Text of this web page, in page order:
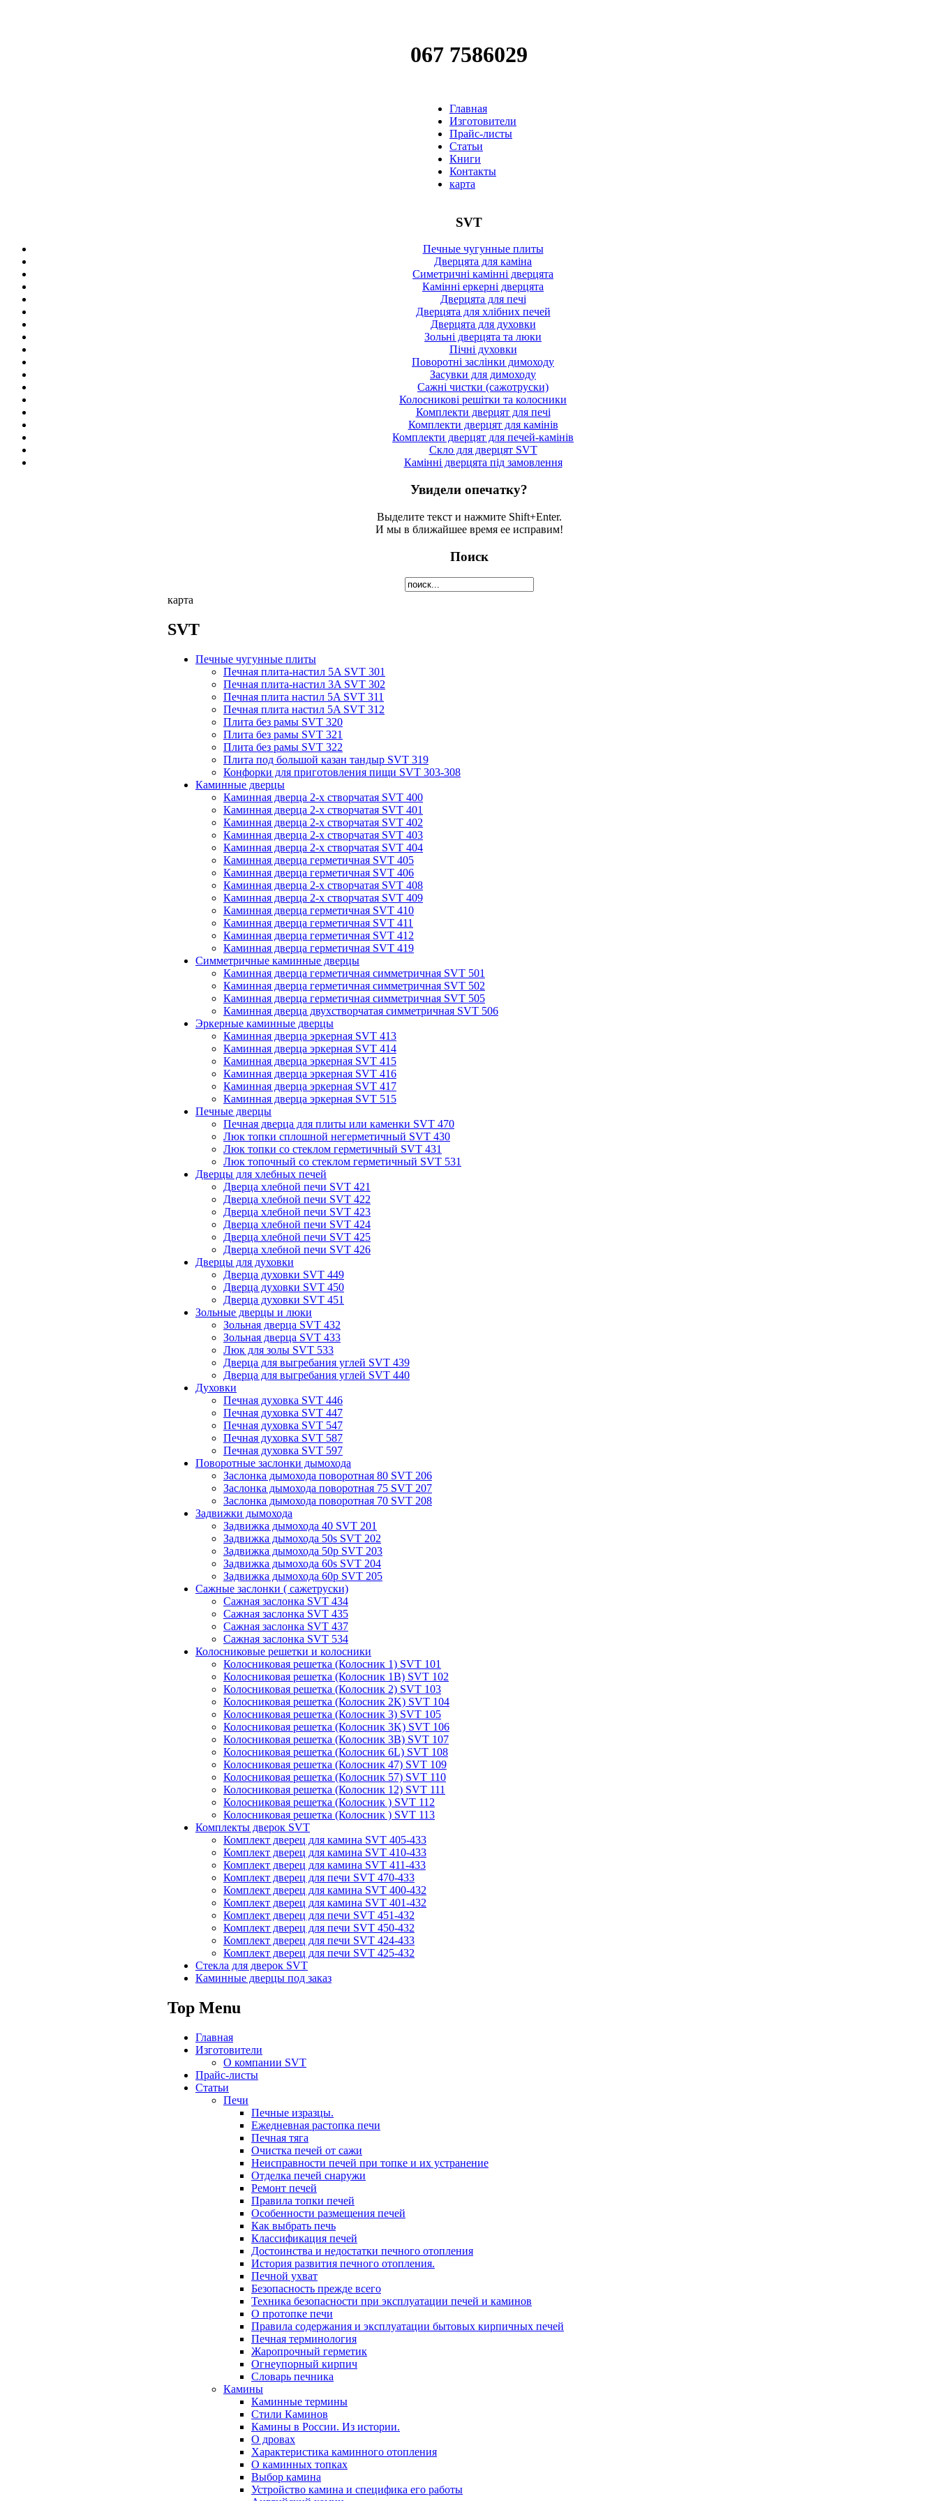
067 7586029
Главная
Изготовители
Прайс-листы
Статьи
Книги
Контакты
карта
SVT
Печные чугунные плиты
Дверцята для каміна
Симетричні камінні дверцята
Камінні еркерні дверцята
Дверцята для печі
Дверцята для хлібних печей
Дверцята для духовки
Зольні дверцята та люки
Пічні духовки
Поворотні заслінки димоходу
Засувки для димоходу
Сажні чистки (сажотруски)
Колосникові решітки та колосники
Комплекти дверцят для печі
Комплекти дверцят для камінів
Комплекти дверцят для печей-камінів
Скло для дверцят SVT
Камінні дверцята під замовлення
Увидели опечатку?
Выделите текст и нажмите Shift+Enter.
И мы в ближайшее время ее исправим!
Поиск
карта
SVT
Печные чугунные плиты
Печная плита-настил 5A SVT 301
Печная плита-настил 3A SVT 302
Печная плита настил 5A SVT 311
Печная плита настил 5A SVT 312
Плита без рамы SVT 320
Плита без рамы SVT 321
Плита без рамы SVT 322
Плита под большой казан тандыр SVT 319
Конфорки для приготовления пищи SVT 303-308
Каминные дверцы
Каминная дверца 2-х створчатая SVT 400
Каминная дверца 2-х створчатая SVT 401
Каминная дверца 2-х створчатая SVT 402
Каминная дверца 2-х створчатая SVT 403
Каминная дверца 2-х створчатая SVT 404
Каминная дверца герметичная SVT 405
Каминная дверца герметичная SVT 406
Каминная дверца 2-х створчатая SVT 408
Каминная дверца 2-х створчатая SVT 409
Каминная дверца герметичная SVT 410
Каминная дверца герметичная SVT 411
Каминная дверца герметичная SVT 412
Каминная дверца герметичная SVT 419
Симметричные каминные дверцы
Каминная дверца герметичная симметричная SVT 501
Каминная дверца герметичная симметричная SVT 502
Каминная дверца герметичная симметричная SVT 505
Каминная дверца двухстворчатая симметричная SVT 506
Эркерные каминные дверцы
Каминная дверца эркерная SVT 413
Каминная дверца эркерная SVT 414
Каминная дверца эркерная SVT 415
Каминная дверца эркерная SVT 416
Каминная дверца эркерная SVT 417
Каминная дверца эркерная SVT 515
Печные дверцы
Печная дверца для плиты или каменки SVT 470
Люк топки сплошной негерметичный SVT 430
Люк топки со стеклом герметичный SVT 431
Люк топочный со стеклом герметичный SVT 531
Дверцы для хлебных печей
Дверца хлебной печи SVT 421
Дверца хлебной печи SVT 422
Дверца хлебной печи SVT 423
Дверца хлебной печи SVT 424
Дверца хлебной печи SVT 425
Дверца хлебной печи SVT 426
Дверцы для духовки
Дверца духовки SVT 449
Дверца духовки SVT 450
Дверца духовки SVT 451
Зольные дверцы и люки
Зольная дверца SVT 432
Зольная дверца SVT 433
Люк для золы SVT 533
Дверца для выгребания углей SVT 439
Дверца для выгребания углей SVT 440
Духовки
Печная духовка SVT 446
Печная духовка SVT 447
Печная духовка SVT 547
Печная духовка SVT 587
Печная духовка SVT 597
Поворотные заслонки дымохода
Заслонка дымохода поворотная 80 SVT 206
Заслонка дымохода поворотная 75 SVT 207
Заслонка дымохода поворотная 70 SVT 208
Задвижки дымохода
Задвижка дымохода 40 SVT 201
Задвижка дымохода 50s SVT 202
Задвижка дымохода 50p SVT 203
Задвижка дымохода 60s SVT 204
Задвижка дымохода 60p SVT 205
Сажные заслонки ( сажетруски)
Сажная заслонка SVT 434
Сажная заслонка SVT 435
Сажная заслонка SVT 437
Сажная заслонка SVT 534
Колосниковые решетки и колосники
Колосниковая решетка (Колосник 1) SVT 101
Колосниковая решетка (Колосник 1B) SVT 102
Колосниковая решетка (Колосник 2) SVT 103
Колосниковая решетка (Колосник 2K) SVT 104
Колосниковая решетка (Колосник 3) SVT 105
Колосниковая решетка (Колосник 3K) SVT 106
Колосниковая решетка (Колосник 3B) SVT 107
Колосниковая решетка (Колосник 6L) SVT 108
Колосниковая решетка (Колосник 47) SVT 109
Колосниковая решетка (Колосник 57) SVT 110
Колосниковая решетка (Колосник 12) SVT 111
Колосниковая решетка (Колосник ) SVT 112
Колосниковая решетка (Колосник ) SVT 113
Комплекты дверок SVT
Комплект дверец для камина SVT 405-433
Комплект дверец для камина SVT 410-433
Комплект дверец для камина SVT 411-433
Комплект дверец для печи SVT 470-433
Комплект дверец для камина SVT 400-432
Комплект дверец для камина SVT 401-432
Комплект дверец для печи SVT 451-432
Комплект дверец для печи SVT 450-432
Комплект дверец для печи SVT 424-433
Комплект дверец для печи SVT 425-432
Стекла для дверок SVT
Каминные дверцы под заказ
Top Menu
Главная
Изготовители
О компании SVT
Прайс-листы
Статьи
Печи
Печные изразцы.
Ежедневная растопка печи
Печная тяга
Очистка печей от сажи
Неисправности печей при топке и их устранение
Отделка печей снаружи
Ремонт печей
Правила топки печей
Особенности размещения печей
Как выбрать печь
Классификация печей
Достоинства и недостатки печного отопления
История развития печного отопления.
Печной ухват
Безопасность прежде всего
Техника безопасности при эксплуатации печей и каминов
О протопке печи
Правила содержания и эксплуатации бытовых кирпичных печей
Печная терминология
Жаропрочный герметик
Огнеупорный кирпич
Словарь печника
Камины
Каминные термины
Стили Каминов
Камины в России. Из истории.
О дровах
Характеристика каминного отопления
О каминных топках
Выбор камина
Устройство камина и специфика его работы